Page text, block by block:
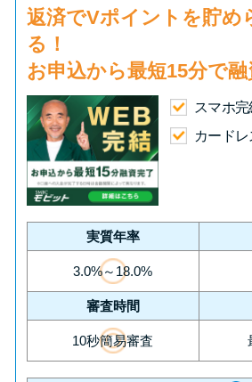
返済でVポイント を貯め
る！
お申込から最短15分で融
スマホ
カード
実質年率
3.0%～18.0%
審査時間
10秒簡易審査